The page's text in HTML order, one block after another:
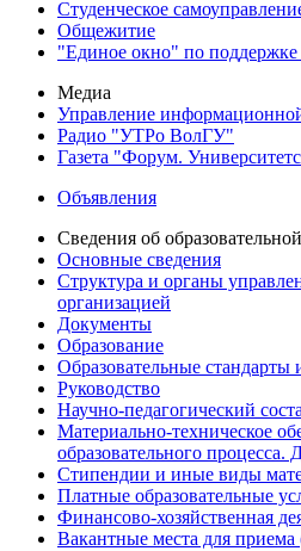
Студенческое
Общежитие
"Единое окно" по
Медиа
Управление
Радио "УТРо ВолГУ"
Газета "Форум.
Объявления
Сведения об
Основные сведения
Структура и органы
организацией
Документы
Образование
Образовательные стандарты
Руководство
Научно-педагогический
Материально-техническое
образовательного процесса.
Стипендии и иные виды
Платные образовательные
Финансово-хозяйственная
Вакантные места для приема